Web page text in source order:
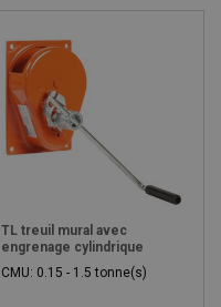
TL treuil mural avec
engrenage cylindrique
CMU: 0.15 - 1.5 tonne(s)